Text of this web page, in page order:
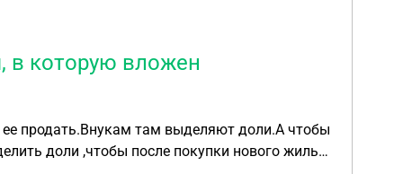
в которую вложен
доли ,чтобы после покупки нового жилья